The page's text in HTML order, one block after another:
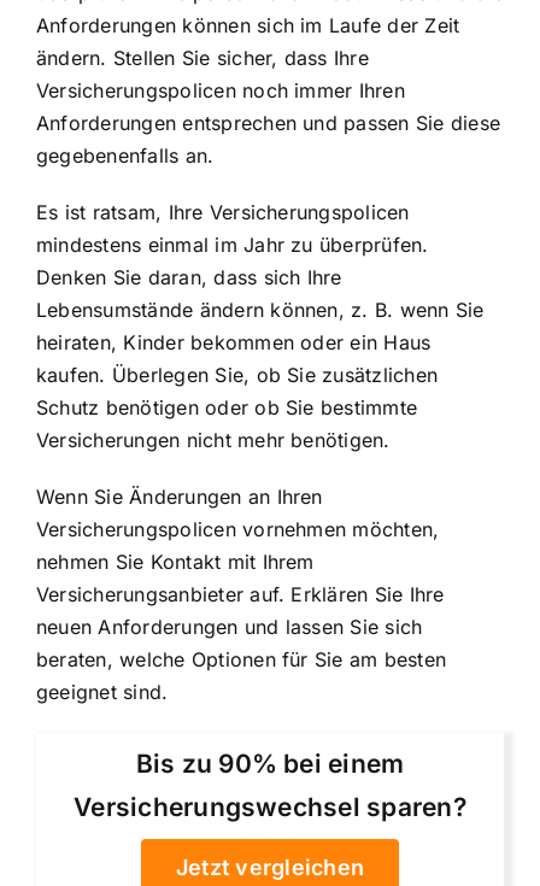
Anforderungen können sich im Laufe der Zeit
ändern. Stellen Sie sicher, dass Ihre
Versicherungspolicen noch immer Ihren
Anforderungen entsprechen und passen Sie diese
gegebenenfalls an.
Es ist ratsam, Ihre Versicherungspolicen
mindestens einmal im Jahr zu überprüfen.
Denken Sie daran, dass sich Ihre
Lebensumstände ändern können, z. B. wenn Sie
heiraten, Kinder bekommen oder ein Haus
kaufen. Überlegen Sie, ob Sie zusätzlichen
Schutz benötigen oder ob Sie bestimmte
Versicherungen nicht mehr benötigen.
Wenn Sie Änderungen an Ihren
Versicherungspolicen vornehmen möchten,
nehmen Sie Kontakt mit Ihrem
Versicherungsanbieter auf. Erklären Sie Ihre
neuen Anforderungen und lassen Sie sich
beraten, welche Optionen für Sie am besten
geeignet sind.
Bis zu 90% bei einem
Versicherungswechsel sparen?
Jetzt vergleichen